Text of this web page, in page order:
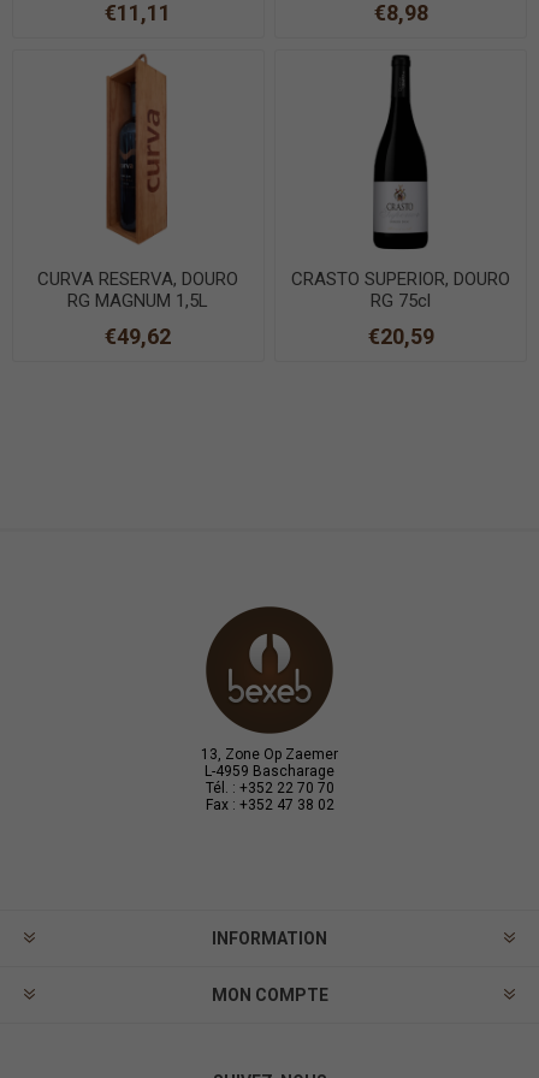
€11,11 €8,98
CURVA RESERVA, DOURO
RG MAGNUM 1,5L
€49,62
CRASTO SUPERIOR, DOURO
RG 75cl
€20,59
13, Zone Op Zaemer
L-4959 Bascharage
Tél. : +352 22 70 70
Fax : +352 47 38 02
INFORMATION
MON COMPTE